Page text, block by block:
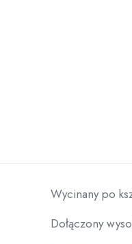
Wycinany po
Dołączony